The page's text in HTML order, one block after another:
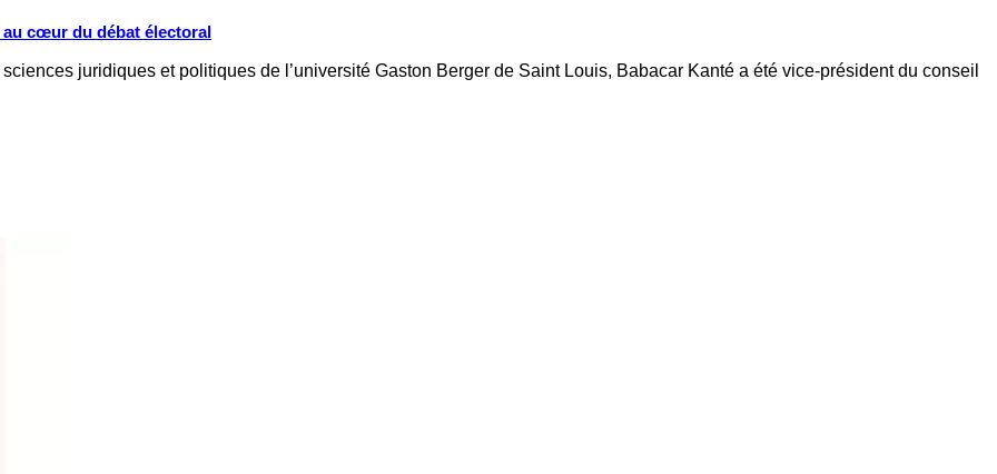
au cœur du débat électoral
juridiques et politiques de l’université Gaston Berger de Saint Louis, Babacar Kanté a été vice-président du conseil